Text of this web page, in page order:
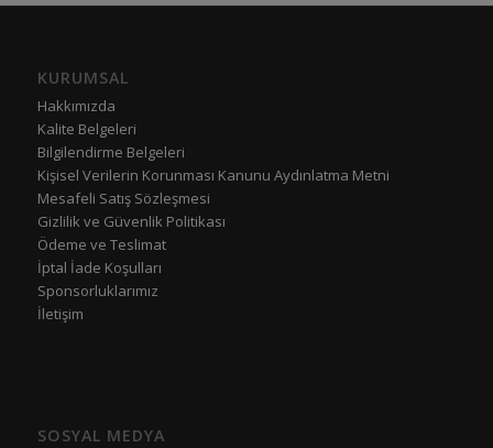
KURUMSAL
Hakkımızda
Kalite Belgeleri
Bilgilendirme Belgeleri
Kişisel Verilerin Korunması Kanunu Aydınlatma Metni
Mesafeli Satış Sözleşmesi
Gizlilik ve Güvenlik Politikası
Ödeme ve Teslimat
İptal İade Koşulları
Sponsorluklarımız
İletişim
SOSYAL MEDYA